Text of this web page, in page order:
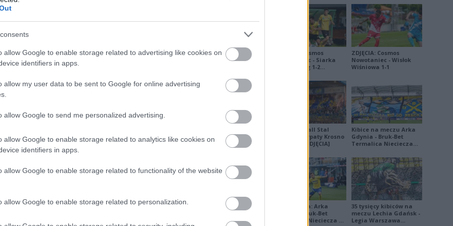
allow Google to enable storage related to advertising like cookies on
identifiers in apps.
allow my user data to be sent to Google for online advertising
allow Google to send me personalized advertising.
allow Google to enable storage related to analytics like cookies on
identifiers in apps.
allow Google to enable storage related to functionality of the website
allow Google to enable storage related to personalization.
ZOBACZ WIĘCEJ (3)
P
3
0
P
1
2
5
0
P
1
3
ZDJĘCIA: Cosmos
Nowotaniec - Siarka
Tarnobrzeg 1-2
ZDJĘCIA: Cosmos
Nowotaniec - Wisłok
Wiśniowa 1-1
Derby Ekoball Stal
Sanok - Karpaty Krosno
na remis [ZDJĘCIA]
Kibice na meczu Arka
Gdynia - Bruk-Bet
Termalica Nieciecza
Ekstraklasa: Arka
Gdynia - Bruk-Bet
Termalica Nieciecza 2-
35 tysięcy kibiców na
meczu Lechia Gdańsk -
Legia Warszawa